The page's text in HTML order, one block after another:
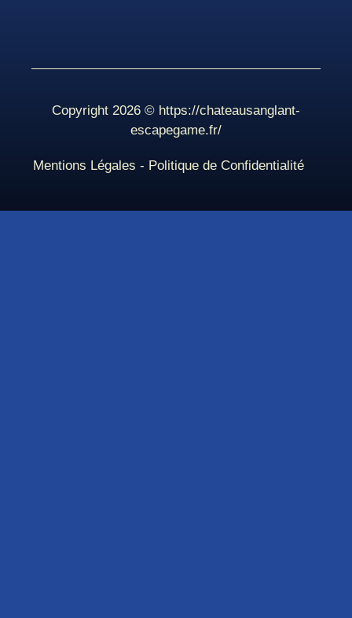
Copyright 2026 © https://chateausanglant-
escapegame.fr/
Mentions Légales - Politique de Confidentialité